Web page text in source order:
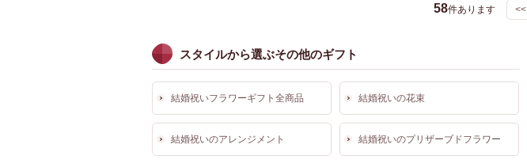
58件あります <<
スタイルから選ぶその他のギフト
結婚祝いフラワーギフト全商品 結婚祝いの花束
結婚祝いのアレンジメント 結婚祝いのプリザーブドフラワー